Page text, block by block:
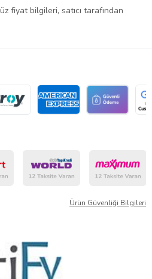
fiyat bilgileri, satıcı tarafından
Ürün Güvenliği Bilgileri